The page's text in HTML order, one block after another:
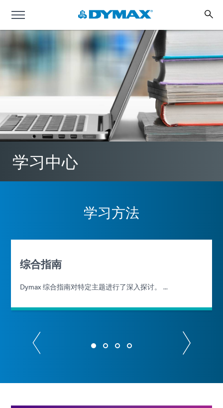
学习中心
学习方法
综合指南
Dymax 综合指南对特定主题进行了深入探讨。 ...